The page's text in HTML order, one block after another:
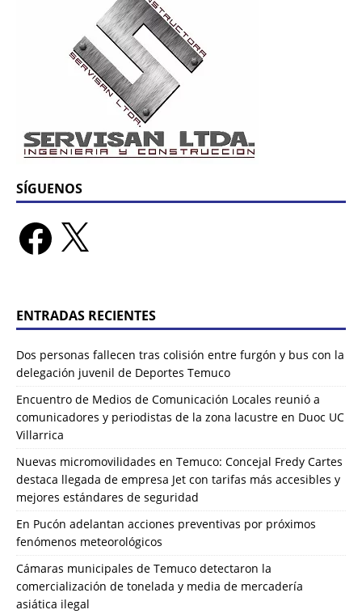
SÍGUENOS
ENTRADAS RECIENTES
Dos personas fallecen tras colisión entre furgón y bus con la
delegación juvenil de Deportes Temuco
Encuentro de Medios de Comunicación Locales reunió a
comunicadores y periodistas de la zona lacustre en Duoc UC
Villarrica
Nuevas micromovilidades en Temuco: Concejal Fredy Cartes
destaca llegada de empresa Jet con tarifas más accesibles y
mejores estándares de seguridad
En Pucón adelantan acciones preventivas por próximos
fenómenos meteorológicos
Cámaras municipales de Temuco detectaron la
comercialización de tonelada y media de mercadería
asiática ilegal